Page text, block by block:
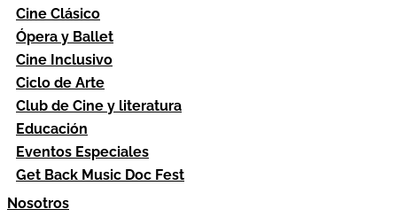
Cine Clásico
Ópera y Ballet
Cine Inclusivo
Ciclo de Arte
Club de Cine y literatura
Educación
Eventos Especiales
Get Back Music Doc Fest
Nosotros